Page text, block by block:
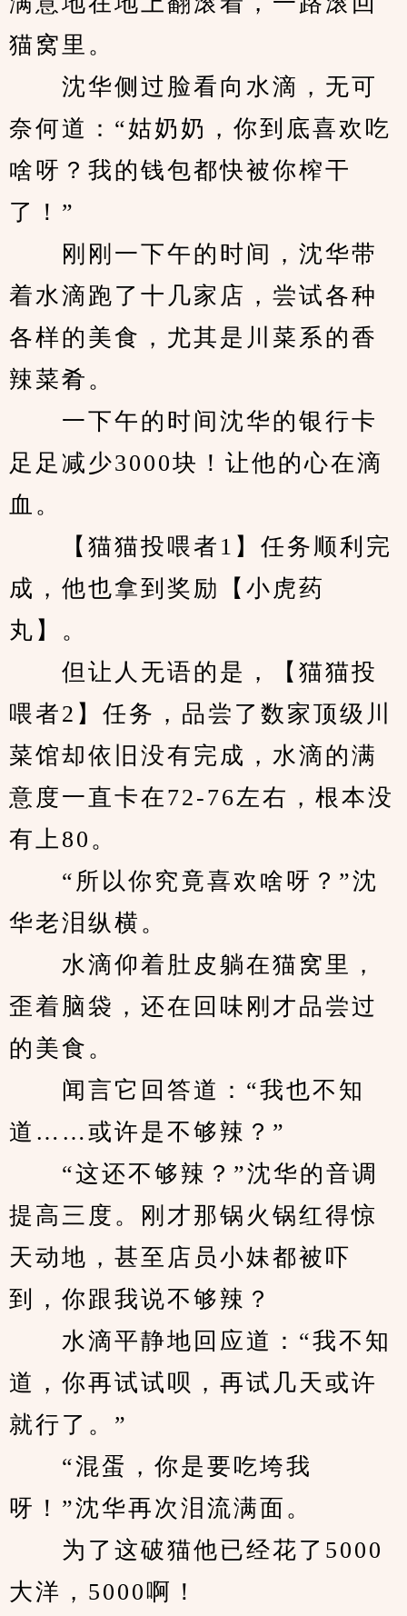
猫窝里。
沈华侧过脸看向水滴，无可
奈何道：“姑奶奶，你到底喜欢吃
啥呀？我的钱包都快被你榨干
了！”
刚刚一下午的时间，沈华带
着水滴跑了十几家店，尝试各种
各样的美食，尤其是川菜系的香
辣菜肴。
一下午的时间沈华的银行卡
足足减少3000块！让他的心在滴
血。
【猫猫投喂者1】任务顺利完
成，他也拿到奖励【小虎药
丸】。
但让人无语的是，【猫猫投
喂者2】任务，品尝了数家顶级川
菜馆却依旧没有完成，水滴的满
意度一直卡在72-76左右，根本没
有上80。
“所以你究竟喜欢啥呀？”沈
华老泪纵横。
水滴仰着肚皮躺在猫窝里，
歪着脑袋，还在回味刚才品尝过
的美食。
闻言它回答道：“我也不知
道……或许是不够辣？”
“这还不够辣？”沈华的音调
提高三度。刚才那锅火锅红得惊
天动地，甚至店员小妹都被吓
到，你跟我说不够辣？
水滴平静地回应道：“我不知
道，你再试试呗，再试几天或许
就行了。”
“混蛋，你是要吃垮我
呀！”沈华再次泪流满面。
为了这破猫他已经花了5000
大洋，5000啊！